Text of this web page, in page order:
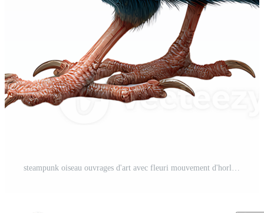
steampunk oiseau ouvrages d'art avec fleuri mouvement d'horlogerie engrenages. antique regarder visages. et bleu plumes. 3 PNG Pro